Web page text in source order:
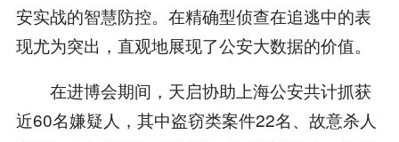
安实战的智慧防控。在精确型侦查在追逃中的表
现尤为突出，直观地展现了公安大数据的价值。
在进博会期间，天启协助上海公安共计抓获
近60名嫌疑人，其中盗窃类案件22名、故意杀人